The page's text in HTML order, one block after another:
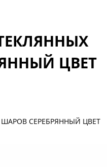
ЦВЕТ
СЕРЕБРЯННЫЙ ЦВЕТ